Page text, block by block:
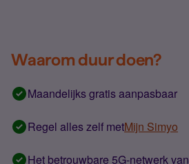
Waarom duur doen?
Maandelijks gratis aanpasbaar
Regel alles zelf metMijn Simyo
Het betrouwbare 5G-netwerk van